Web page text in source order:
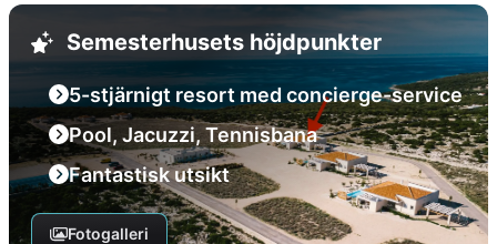
Semesterhusets höjdpunkter
5-stjärnigt resort med concierge-service
Pool, Jacuzzi, Tennisbana
Fantastisk utsikt
Fotogalleri